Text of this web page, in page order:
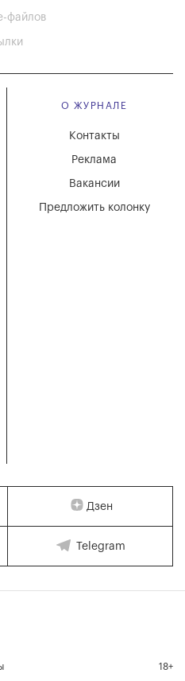
файлов
О ЖУРНАЛЕ
Вакансии
Реклама
Контакты
Предложить колонку
Дзен
Telegram
18+